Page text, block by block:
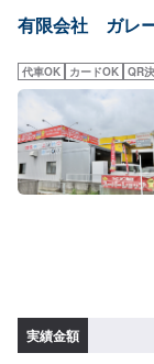
作業開始【4】仕上が
予めご了承ください。
お車の作業中は代車を
だいております。※内
--ご来店時の注意、受
車スペースは事務所前
タッフへ「メンテモで
す。
有限会社 ガレ
代車OK カードOK QR
実績金額